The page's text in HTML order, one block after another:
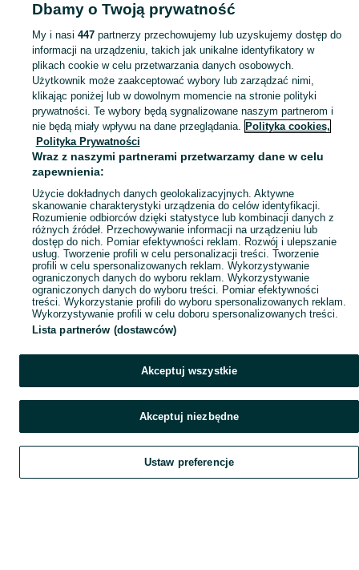
KATEGORIA
Szeroki wybór kurtek zimowych męskich Ciechanów ▶️ puchowe, ocieplane, długie i inne ✅ Nowe i używane w dobrych cenach ✌ Sprawdź oferty na OLX.pl! Zobacz
Mapa kategorii
Mapa miejscowości
Mapa ministron
Popularne wyszukiwania
Szukaj Obserwujesz Dodaj Czat Konto
Dbamy o Twoją prywatność
My i nasi 447partnerzy przechowujemy lub uzyskujemy dostęp do
informacji na urządzeniu, takich jak unikalne identyfikatory w
plikach cookie w celu przetwarzania danych osobowych.
Użytkownik może zaakceptować wybory lub zarządzać nimi,
klikając poniżej lub w dowolnym momencie na stronie polityki
prywatności. Te wybory będą sygnalizowane naszym partnerom i
nie będą miały wpływu na dane przeglądania. Polityka cookies,
Polityka Prywatności
Wraz z naszymi partnerami przetwarzamy dane w celu
zapewnienia:
Użycie dokładnych danych geolokalizacyjnych. Aktywne
skanowanie charakterystyki urządzenia do celów identyfikacji.
Rozumienie odbiorców dzięki statystyce lub kombinacji danych z
różnych źródeł. Przechowywanie informacji na urządzeniu lub
dostęp do nich. Pomiar efektywności reklam. Rozwój i ulepszanie
usług. Tworzenie profili w celu personalizacji treści. Tworzenie
profili w celu spersonalizowanych reklam. Wykorzystywanie
ograniczonych danych do wyboru reklam. Wykorzystywanie
ograniczonych danych do wyboru treści. Pomiar efektywności
treści. Wykorzystanie profili do wyboru spersonalizowanych reklam.
Wykorzystywanie profili w celu doboru spersonalizowanych treści.
Lista partnerów (dostawców)
Akceptuj wszystkie
Akceptuj niezbędne
Ustaw preferencje